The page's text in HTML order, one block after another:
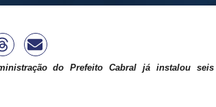
do Prefeito Cabral já instalou seis